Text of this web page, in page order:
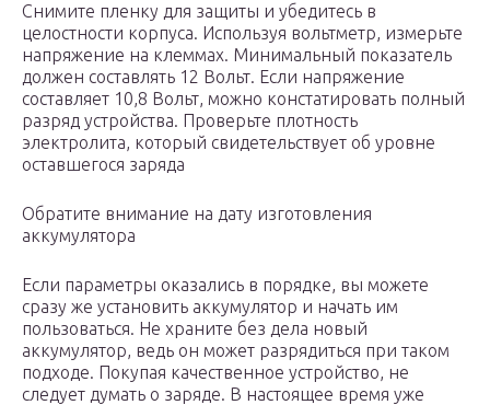
Снимите пленку для защиты и убедитесь в
целостности корпуса. Используя вольтметр, измерьте
напряжение на клеммах. Минимальный показатель
должен составлять 12 Вольт. Если напряжение
составляет 10,8 Вольт, можно констатировать полный
разряд устройства. Проверьте плотность
электролита, который свидетельствует об уровне
оставшегося заряда
Обратите внимание на дату изготовления
аккумулятора
Если параметры оказались в порядке, вы можете
сразу же установить аккумулятор и начать им
пользоваться. Не храните без дела новый
аккумулятор, ведь он может разрядиться при таком
подходе. Покупая качественное устройство, не
следует думать о заряде. В настоящее время уже